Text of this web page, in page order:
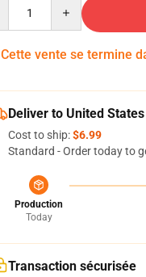
Cette vente se termine
Deliver to United States
Cost to ship:$6.99
Standard - Order today to
Production
Today
Transaction sécurisée